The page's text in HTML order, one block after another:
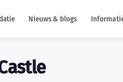
Nieuws & blogs